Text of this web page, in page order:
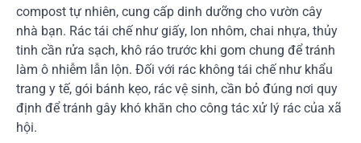
compost tự nhiên, cung cấp dinh dưỡng cho vườn cây
nhà bạn. Rác tái chế như giấy, lon nhôm, chai nhựa, thủy
tinh cần rửa sạch, khô ráo trước khi gom chung để tránh
làm ô nhiễm lẫn lộn. Đối với rác không tái chế như khẩu
trang y tế, gói bánh kẹo, rác vệ sinh, cần bỏ đúng nơi quy
định để tránh gây khó khăn cho công tác xử lý rác của xã
hội.